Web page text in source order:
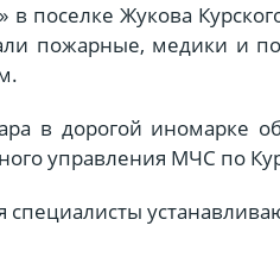
в поселке Жукова
пожарные, медики и
в дорогой иномарке
управления МЧС по
специалисты